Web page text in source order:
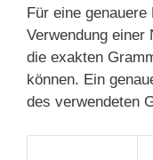
Für eine
Verwendung einer
die exakten
können. Ein
des verwendeten